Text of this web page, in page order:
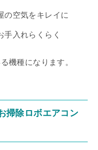
の空気をキレイに
手入れらくらく
機種になります。
掃除ロボエアコン